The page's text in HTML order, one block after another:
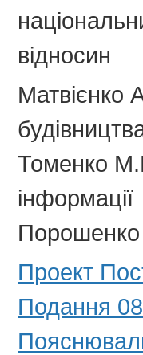
відносин
Матвієнко
Томенко
інформації
Порошенко
Проект
Подання